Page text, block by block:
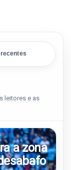
recentes
leitores e as
a zona